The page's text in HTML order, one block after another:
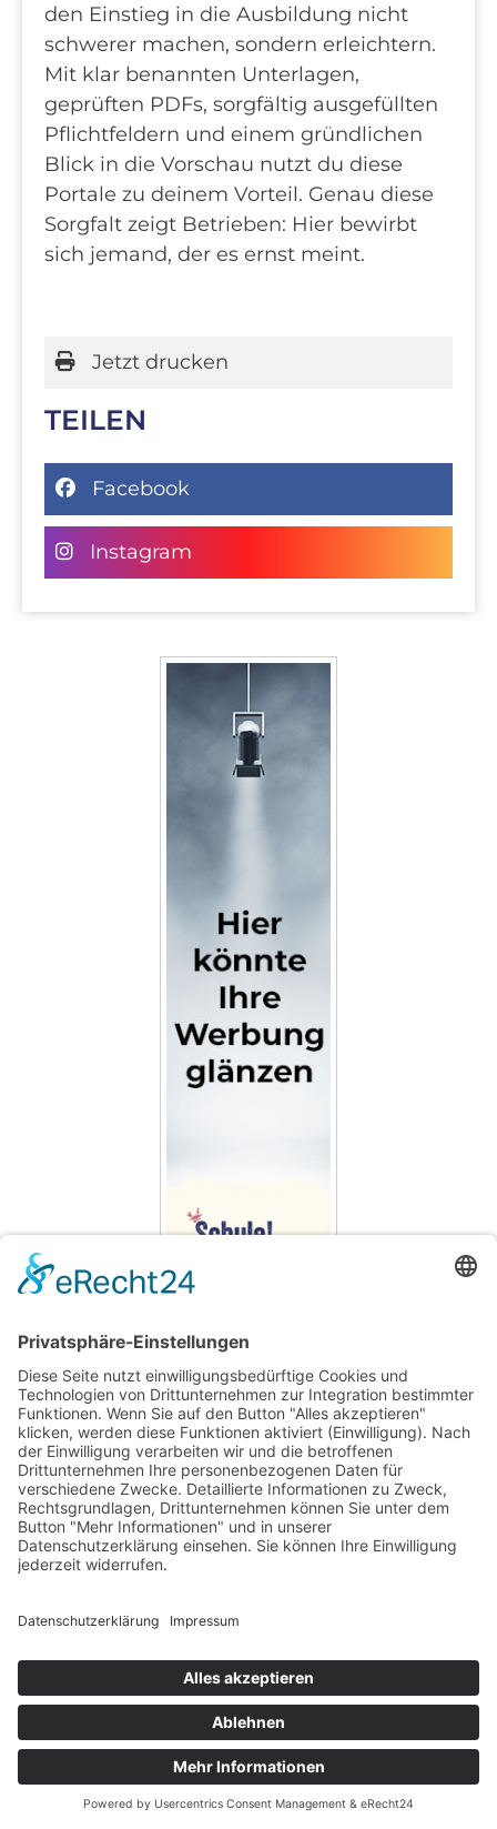
den Einstieg in die Ausbildung nicht
schwerer machen, sondern erleichtern.
Mit klar benannten Unterlagen,
geprüften PDFs, sorgfältig ausgefüllten
Pflichtfeldern und einem gründlichen
Blick in die Vorschau nutzt du diese
Portale zu deinem Vorteil. Genau diese
Sorgfalt zeigt Betrieben: Hier bewirbt
sich jemand, der es ernst meint.
Jetzt drucken
TEILEN
Facebook
Instagram
SCHULE! UND NUN?
„Schule! und nun?“ verbindet Schulabgänger und